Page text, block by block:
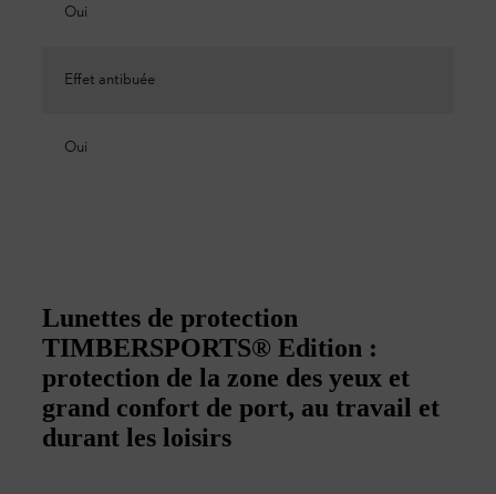
Oui
Effet antibuée
Oui
Lunettes de protection
TIMBERSPORTS® Edition :
protection de la zone des yeux et
grand confort de port, au travail et
durant les loisirs